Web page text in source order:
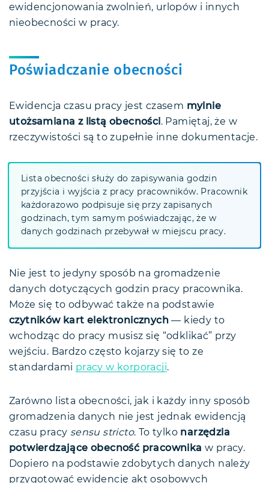
ewidencjonowania zwolnień, urlopów i innych
nieobecności w pracy.
Poświadczanie obecności
Ewidencja czasu pracy jest czasem mylnie
utożsamiana z listą obecności. Pamiętaj, że w
rzeczywistości są to zupełnie inne dokumentacje.
Lista obecności służy do zapisywania godzin
przyjścia i wyjścia z pracy pracowników. Pracownik
każdorazowo podpisuje się przy zapisanych
godzinach, tym samym poświadczając, że w
danych godzinach przebywał w miejscu pracy.
Nie jest to jedyny sposób na gromadzenie
danych dotyczących godzin pracy pracownika.
Może się to odbywać także na podstawie
czytników kart elektronicznych — kiedy to
wchodząc do pracy musisz się “odklikać” przy
wejściu. Bardzo często kojarzy się to ze
standardami pracy w korporacji.
Zarówno lista obecności, jak i każdy inny sposób
gromadzenia danych nie jest jednak ewidencją
czasu pracy sensu stricto. To tylko narzędzia
potwierdzające obecność pracownika w pracy.
Dopiero na podstawie zdobytych danych należy
przygotować ewidencję akt osobowych